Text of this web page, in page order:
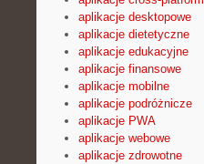
aplikacje desktopowe
aplikacje dietetyczne
aplikacje edukacyjne
aplikacje finansowe
aplikacje mobilne
aplikacje podróżnicze
aplikacje PWA
aplikacje webowe
aplikacje zdrowotne